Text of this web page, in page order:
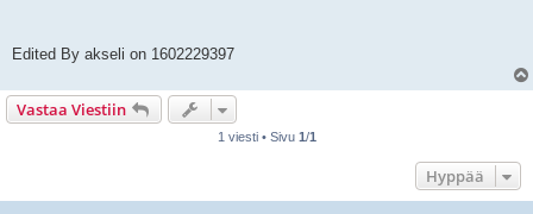
Edited By akseli on 1602229397
Vastaa Viestiin
1 viesti • Sivu 1/1
Hyppää